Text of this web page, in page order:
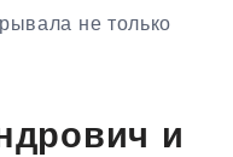
не только
и